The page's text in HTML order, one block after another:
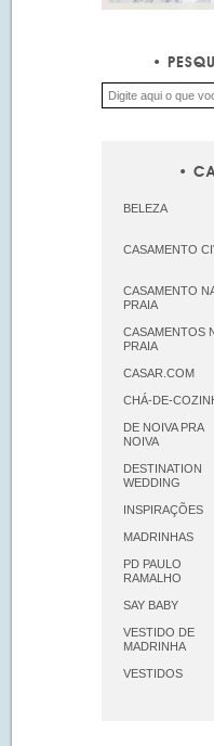
BELEZA
CASAMENTO
CASAMENTO
PRAIA
CASAMENTOS
PRAIA
CASAR.COM
CHÁ-DE-
DE NOIVA PRA
NOIVA
DESTINATION
WEDDING
INSPIRAÇÕES
MADRINHAS
PD PAULO
RAMALHO
SAY BABY
VESTIDO DE
MADRINHA
VESTIDOS